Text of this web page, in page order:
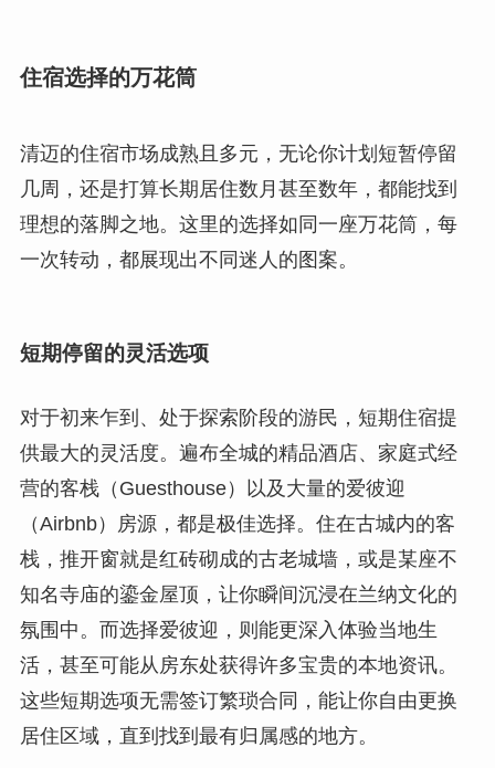
住宿选择的万花筒
清迈的住宿市场成熟且多元，无论你计划短暂停留
几周，还是打算长期居住数月甚至数年，都能找到
理想的落脚之地。这里的选择如同一座万花筒，每
一次转动，都展现出不同迷人的图案。
短期停留的灵活选项
对于初来乍到、处于探索阶段的游民，短期住宿提
供最大的灵活度。遍布全城的精品酒店、家庭式经
营的客栈（Guesthouse）以及大量的爱彼迎
（Airbnb）房源，都是极佳选择。住在古城内的客
栈，推开窗就是红砖砌成的古老城墙，或是某座不
知名寺庙的鎏金屋顶，让你瞬间沉浸在兰纳文化的
氛围中。而选择爱彼迎，则能更深入体验当地生
活，甚至可能从房东处获得许多宝贵的本地资讯。
这些短期选项无需签订繁琐合同，能让你自由更换
居住区域，直到找到最有归属感的地方。